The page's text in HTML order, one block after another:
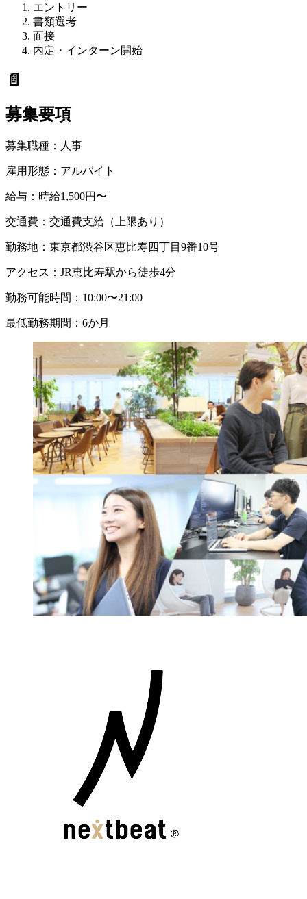
エントリー
書類選考
面接
内定・インターン開始
📄
募集要項
募集職種： 人事
雇用形態： アルバイト
給与： 時給1,500円〜
交通費： 交通費支給（上限あり）
勤務地： 東京都渋谷区恵比寿四丁目9番10号
アクセス： JR恵比寿駅から徒歩4分
勤務可能時間： 10:00〜21:00
最低勤務期間： 6か月